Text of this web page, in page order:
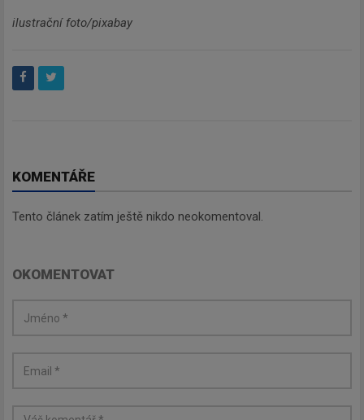
ilustrační foto/pixabay
KOMENTÁŘE
Tento článek zatím ještě nikdo neokomentoval.
OKOMENTOVAT